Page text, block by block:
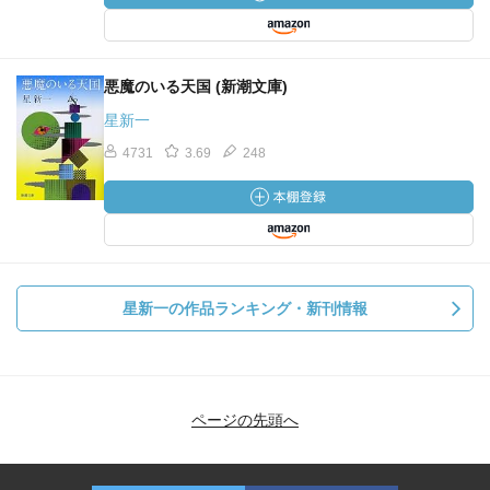
悪魔のいる天国 (新潮文庫)
星新一
4731 3.69 248
星新一の作品ランキング・新刊情報
ページの先頭へ